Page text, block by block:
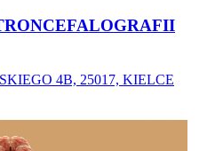
4B, 25017, KIELCE